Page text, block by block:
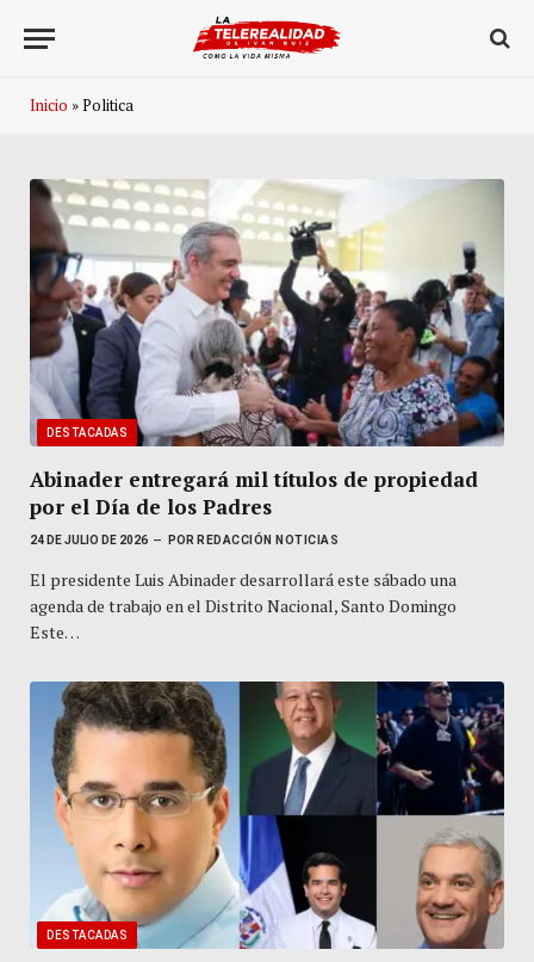
Inicio »Politica
DESTACADAS
Abinader entregará mil títulos de propiedad
por el Día de los Padres
24 DE JULIO DE 2026 POR REDACCIÓN NOTICIAS
El presidente Luis Abinader desarrollará este sábado una
agenda de trabajo en el Distrito Nacional, Santo Domingo
Este…
DESTACADAS